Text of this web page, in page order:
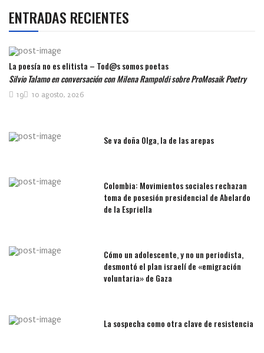
ENTRADAS RECIENTES
La poesía no es elitista – Tod@s somos poetas
Silvio Talamo en conversación con Milena Rampoldi sobre ProMosaik Poetry
10 agosto, 2026
19
Se va doña Olga, la de las arepas
Colombia: Movimientos sociales rechazan
toma de posesión presidencial de Abelardo
de la Espriella
Cómo un adolescente, y no un periodista,
desmontó el plan israelí de «emigración
voluntaria» de Gaza
La sospecha como otra clave de resistencia